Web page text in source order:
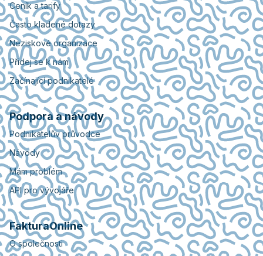
Ceník a tarify
Často kladené dotazy
Neziskové organizace
Přidej se k nám
Začínající podnikatelé
Podpora a návody
Podnikatelův průvodce
Návody
Mám problém
API pro vývojáře
FakturaOnline
O společnosti